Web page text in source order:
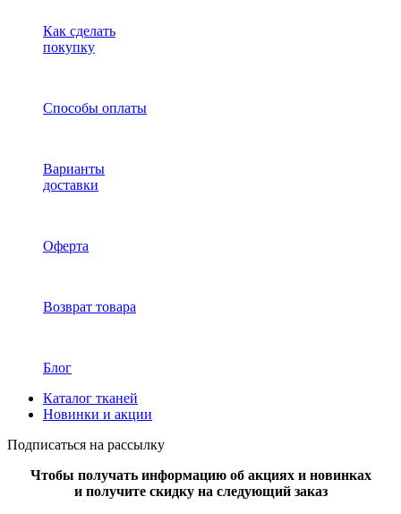
Как сделать
покупку
Способы оплаты
Варианты
доставки
Оферта
Возврат товара
Блог
Каталог тканей
Новинки и акции
Подписаться на рассылку
Чтобы получать информацию об акциях и новинках
и получите скидку на следующий заказ